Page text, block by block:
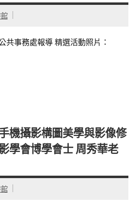
館
共事務處報導 精選活動照片：
機攝影構圖美學與影像修
學會博學會士 周秀華老
館